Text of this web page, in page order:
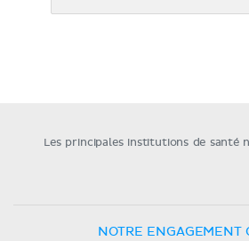
Les principales institutions de santé
NOTRE ENGAGEMENT